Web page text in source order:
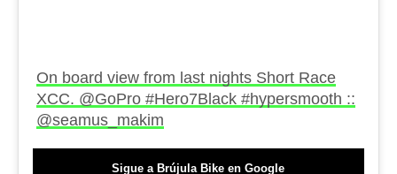
On board view from last nights Short Race
XCC. @GoPro #Hero7Black #hypersmooth ::
@seamus_makim
Sigue a Brújula Bike en Google